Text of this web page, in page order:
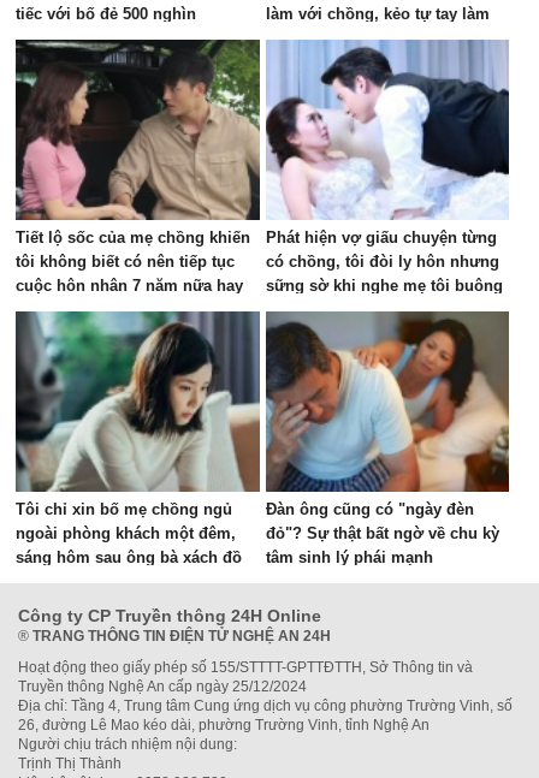
tiếc với bố đẻ 500 nghìn
làm với chồng, kẻo tự tay làm
hao vận may của gia đình
Tiết lộ sốc của mẹ chồng khiến
tôi không biết có nên tiếp tục
cuộc hôn nhân 7 năm nữa hay
không
Phát hiện vợ giấu chuyện từng
có chồng, tôi đòi ly hôn nhưng
sững sờ khi nghe mẹ tôi buông
câu này
Tôi chỉ xin bố mẹ chồng ngủ
ngoài phòng khách một đêm,
sáng hôm sau ông bà xách đồ
về quê, tôi sai ở đâu?
Đàn ông cũng có "ngày đèn
đỏ"? Sự thật bất ngờ về chu kỳ
tâm sinh lý phái mạnh
Công ty CP Truyền thông 24H Online
® TRANG THÔNG TIN ĐIỆN TỬ NGHỆ AN 24H
Hoạt động theo giấy phép số 155/STTTT-GPTTĐTTH, Sở Thông tin và
Truyền thông Nghệ An cấp ngày 25/12/2024
Địa chỉ: Tầng 4, Trung tâm Cung ứng dịch vụ công phường Trường Vinh, số
26, đường Lê Mao kéo dài, phường Trường Vinh, tỉnh Nghệ An
Người chịu trách nhiệm nội dung:
Trịnh Thị Thành